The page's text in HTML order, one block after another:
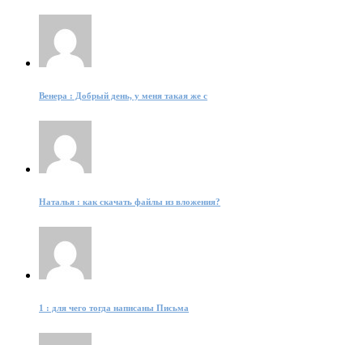
Венера : Добрый день, у меня такая же с
Наталья : как скачать файлы из вложения?
1 : для чего тогда написаны Письма